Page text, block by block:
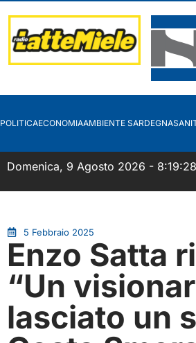
POLITICAECONOMIAAMBIENTE SARDEGNA
Domenica, 9 Agosto 2026 - 8:19:28
5 Febbraio 2025
Enzo Satta
“Un
lasciato un